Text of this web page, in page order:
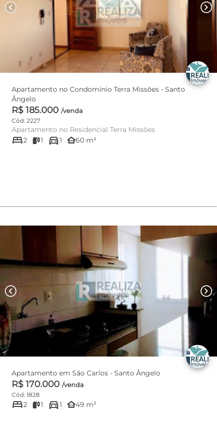
chevron_left chevron_right
Apartamento no Condomínio Terra Missões - Santo
Ângelo
R$ 185.000 /venda
Cód: 2227
Apartamento no Residencial Terra Missões
bed2 1 directions_car1 other_houses60 m²
chevron_left chevron_right
Apartamento em São Carlos - Santo Ângelo
R$ 170.000 /venda
Cód: 1828
bed2 1 directions_car1 other_houses49 m²